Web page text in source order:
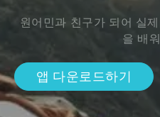
원어민과 친구가 되어 실
을 배
앱 다운로드하기